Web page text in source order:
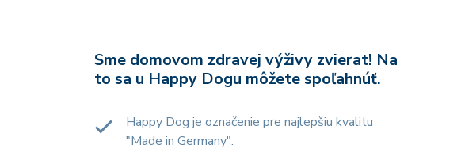
Sme domovom zdravej výživy zvierat! Na
to sa u Happy Dogu môžete spoľahnúť.
Happy Dog je označenie pre najlepšiu kvalitu
"Made in Germany".